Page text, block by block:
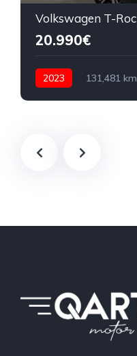
20.990€
2023 131,481 km